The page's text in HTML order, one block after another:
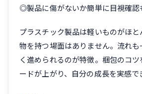
◎製品に傷がないか簡単に目視確認
プラスチック製品は軽いものがほ
物を持つ場面はありません。流れも
く進められるのが特徴。梱包のコ
ードが上がり、自分の成長を実感で